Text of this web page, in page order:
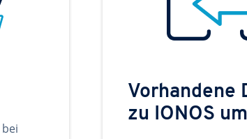
Vorhandene
zu IONOS